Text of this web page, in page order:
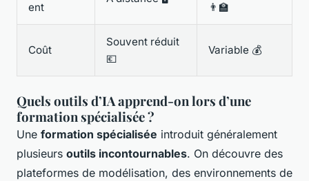
ent
👨‍🏫
Coût
Souvent réduit
💶
Variable 💰
Quels outils d’IA apprend-on lors d’une
formation spécialisée ?
Une formation spécialisée introduit généralement
plusieurs outils incontournables. On découvre des
plateformes de modélisation, des environnements de